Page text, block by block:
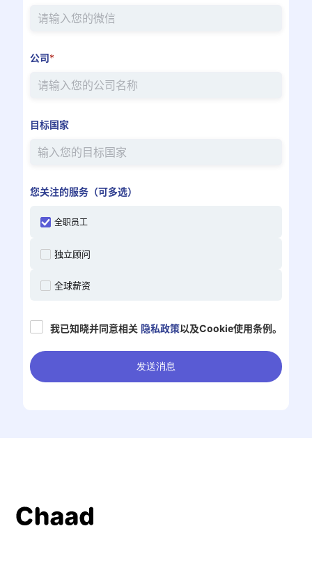
公司*
目标国家
您关注的服务（可多选）
全职员工
独立顾问
全球薪资
我已知晓并同意相关 隐私政策以及Cookie使用条例。